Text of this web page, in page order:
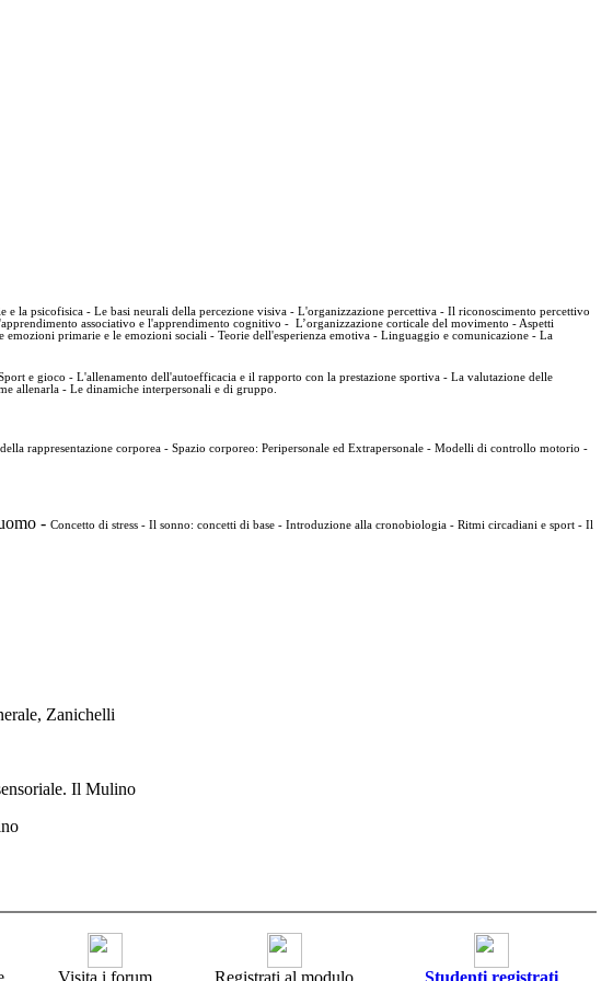
la psicofisica - Le basi neurali della percezione visiva - L'organizzazione percettiva - Il riconoscimento percettivo
associativo e l'apprendimento cognitivo - L’organizzazione corticale del movimento - Aspetti
primarie e le emozioni sociali - Teorie dell'esperienza emotiva - Linguaggio e comunicazione - La
e gioco - L'allenamento dell'autoefficacia e il rapporto con la prestazione sportiva - La valutazione delle
allenarla - Le dinamiche interpersonali e di gruppo.
rappresentazione corporea - Spazio corporeo: Peripersonale ed Extrapersonale - Modelli di controllo motorio -
- Concetto di stress - Il sonno: concetti di base - Introduzione alla cronobiologia - Ritmi circadiani e sport - Il
Zanichelli
Il Mulino
Visita i forum Registrati al modulo Studenti registrati